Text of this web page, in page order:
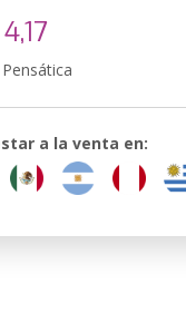
a la venta en: